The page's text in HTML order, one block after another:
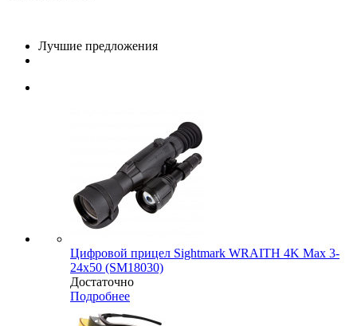
Лучшие предложения
Цифровой прицел Sightmark WRAITH 4K Max 3-
24x50 (SM18030)
Достаточно
Подробнее